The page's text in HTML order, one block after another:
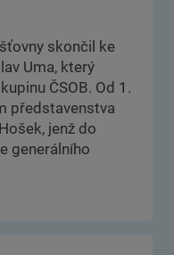
skončil ke
Uma, který
ČSOB. Od 1.
představenstva
jenž do
generálního